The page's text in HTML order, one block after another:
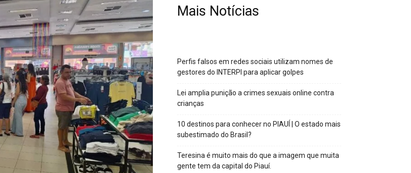
Mais Notícias
Perfis falsos em redes sociais utilizam nomes de
gestores do INTERPI para aplicar golpes
Lei amplia punição a crimes sexuais online contra
crianças
10 destinos para conhecer no PIAUÍ | O estado mais
subestimado do Brasil?
Teresina é muito mais do que a imagem que muita
gente tem da capital do Piauí.